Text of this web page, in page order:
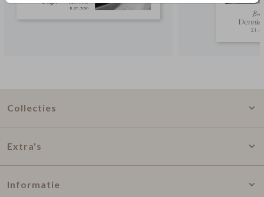
Collecties
Extra's
Informatie